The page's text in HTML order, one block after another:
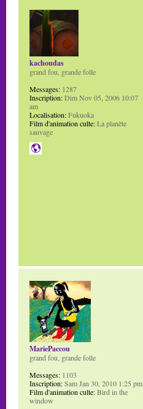
kachoudas
grand fou, grande folle
Messages: 1287
Inscription:Dim Nov 05, 2006 10:07
am
Localisation:Fukuoka
Film d'animation culte:La planète
sauvage
MariePaccou
grand fou, grande folle
Messages: 1103
Inscription:Sam Jan 30, 2010 1:25 pm
Film d'animation culte:Bird in the
window